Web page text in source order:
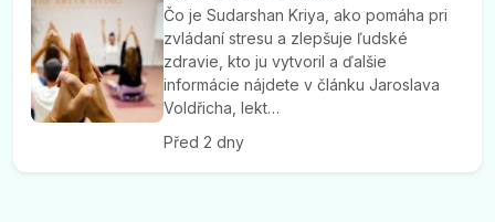
Čo je Sudarshan Kriya, ako pomáha pri
zvládaní stresu a zlepšuje ľudské
zdravie, kto ju vytvoril a ďalšie
informácie nájdete v článku Jaroslava
Voldřicha, lekt…
Před 2 dny